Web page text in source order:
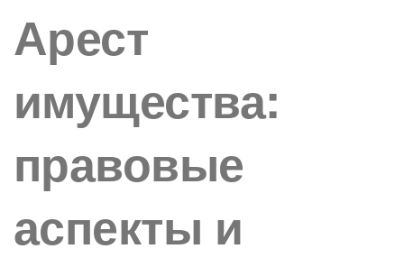
Арест
имущества:
правовые
аспекты и